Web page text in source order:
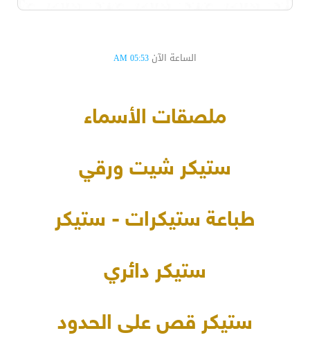
الساعة الآن 05:53 AM
ملصقات الأسماء
ستيكر شيت ورقي
طباعة ستيكرات - ستيكر
ستيكر دائري
ستيكر قص على الحدود